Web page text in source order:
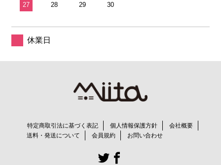
27 28 29 30
休業日
特定商取引法に基づく表記 個人情報保護方針
会社概要
送料・発送について
会員規約 お問い合わせ